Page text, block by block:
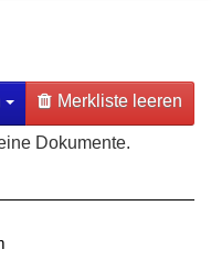
Merkliste leeren
Dokumente.